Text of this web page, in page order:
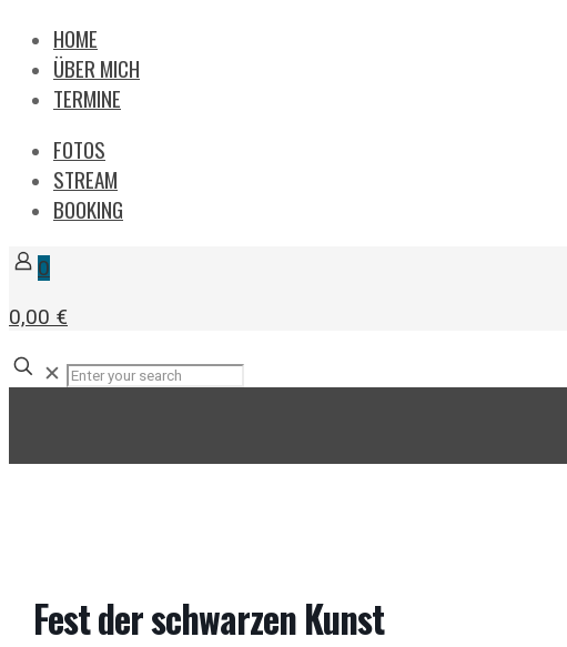
HOME
ÜBER MICH
TERMINE
FOTOS
STREAM
BOOKING
0
0,00 €
✕
Fest der schwarzen Kunst